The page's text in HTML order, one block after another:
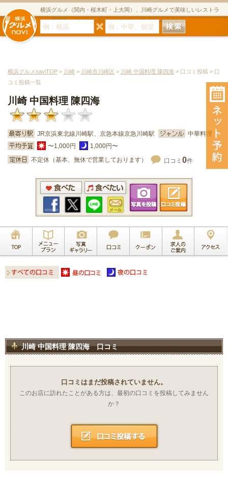
横浜グルメ（関内・桜木町・上大岡）、川崎グルメで美味しいレストラ
ン・居酒屋・ダイニングバー・スイーツのグルメサイト
横浜グルメnaviTOP > 川崎 > 川崎市川崎区 > 川崎 中国料理 陳四海 > 口コミ投稿 > 口
コミ投稿一覧
川崎 中国料理 陳四海
JR京浜東北線川崎駅、京急本線京急川崎駅
中華料理
〜1,000円
1,000円〜
不定休（基本、無休で営業しております）
口コミ 0件
川崎 中国料理 陳四海 口コミ
口コミはまだ投稿されていません。
このお店に訪れたことがある方は、最初の口コミを投稿してみません
か？